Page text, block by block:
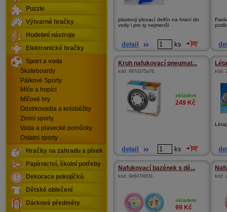
plastový plovací delfín na hraní do
vody i pro ty nejmenší
detail ks
Kruh nafukovací pneumat...
kód: 687d375a76,
skladem
249 Kč
detail ks
kód:
Nafukovací bazének s dě...
kód: 9e64768f31,
skladem
99 Kč
kód:
Puzzle
Výtvarné hračky
Hudební nástroje
Elektronické hračky
Sport a voda
Skateboardy
Pálkové Sporty
Míče a hopíci
Míčové hry
Odstrkovadla a koloběžky
Zimní sporty
Voda a plavecké pomůcky
Ostatní sporty
Hračky na zahradu a písek
Papírnictví, školní potřeby
Dekorace pokojíčků
Dětské oblečení
Dárkové předměty